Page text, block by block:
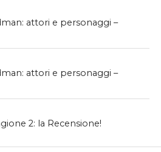
attori e personaggi –
attori e personaggi –
2: la Recensione!